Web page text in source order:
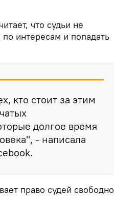
что судьи не
интересам и попадать
кто стоит за этим
долгое время
- написала
право судей свободно